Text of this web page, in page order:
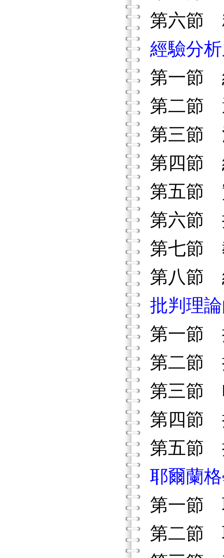
第六節
經驗分
第一節
第二節
第三節
第四節
第五節
第六節
第七節
第八節
批判理
第一節
第二節
第三節
第四節
第五節
耶爾蘭
第一節
第二節